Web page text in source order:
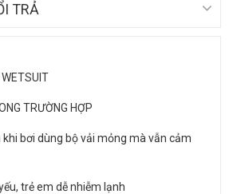
TRẢ
TRƯỜNG HỢP
khi bơi dùng bộ vải mỏng mà vẫn cảm
trẻ em dễ nhiễm lạnh